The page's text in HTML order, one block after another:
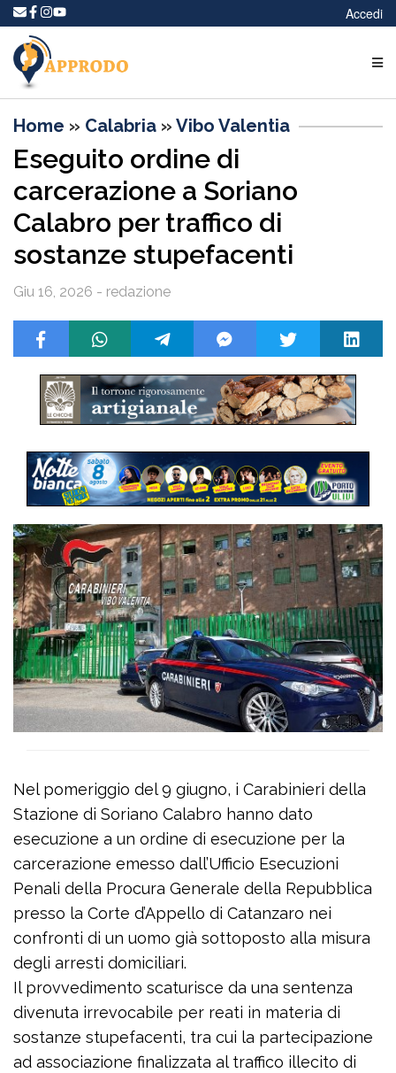
Accedi
Home » Calabria » Vibo Valentia
Eseguito ordine di
carcerazione a Soriano
Calabro per traffico di
sostanze stupefacenti
Giu 16, 2026 - redazione
Nel pomeriggio del 9 giugno, i Carabinieri della
Stazione di Soriano Calabro hanno dato
esecuzione a un ordine di esecuzione per la
carcerazione emesso dall’Ufficio Esecuzioni
Penali della Procura Generale della Repubblica
presso la Corte d’Appello di Catanzaro nei
confronti di un uomo già sottoposto alla misura
degli arresti domiciliari.
Il provvedimento scaturisce da una sentenza
divenuta irrevocabile per reati in materia di
sostanze stupefacenti, tra cui la partecipazione
ad associazione finalizzata al traffico illecito di